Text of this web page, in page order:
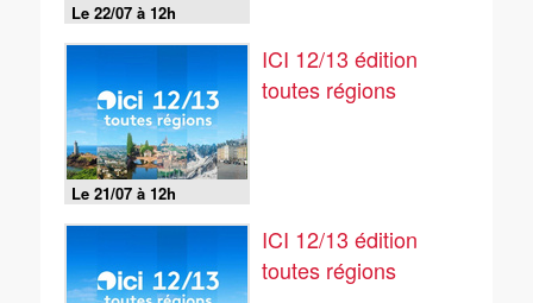
Le 22/07 à 12h
Le 21/07 à 12h
ICI 12/13 édition
toutes régions
ICI 12/13 édition
toutes régions